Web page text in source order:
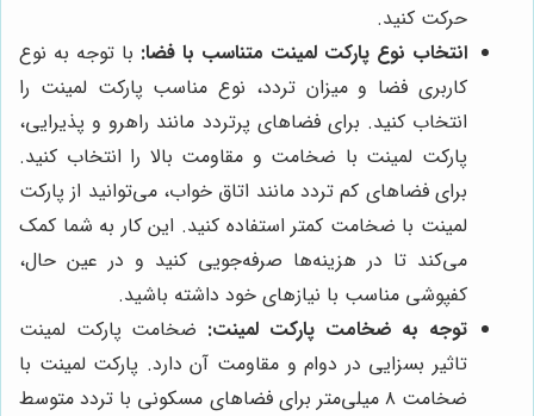
حرکت کنید.
انتخاب نوع پارکت لمینت متناسب با فضا: با توجه به نوع
کاربری فضا و میزان تردد، نوع مناسب پارکت لمینت را
انتخاب کنید. برای فضاهای پرتردد مانند راهرو و پذیرایی،
پارکت لمینت با ضخامت و مقاومت بالا را انتخاب کنید.
برای فضاهای کم تردد مانند اتاق خواب، می‌توانید از پارکت
لمینت با ضخامت کمتر استفاده کنید. این کار به شما کمک
می‌کند تا در هزینه‌ها صرفه‌جویی کنید و در عین حال،
کفپوشی مناسب با نیازهای خود داشته باشید.
توجه به ضخامت پارکت لمینت: ضخامت پارکت لمینت
تاثیر بسزایی در دوام و مقاومت آن دارد. پارکت لمینت با
ضخامت ۸ میلی‌متر برای فضاهای مسکونی با تردد متوسط